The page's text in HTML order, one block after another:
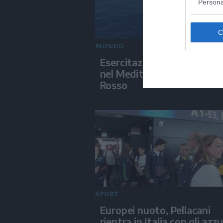
MONDO
Esercitazioni militari
nel Mediterraneo e nel Mar
Rosso
SPORT
Europei nuoto, Pellacani